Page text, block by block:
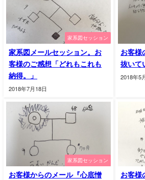
家系図セッション
家系図メールセッション。お
客様のご感想「どれもこれも
納得。」
2018年7月18日
お客様
抜いて
2018年5
家系図セッション
お客様からのメール『心底憎
お客様